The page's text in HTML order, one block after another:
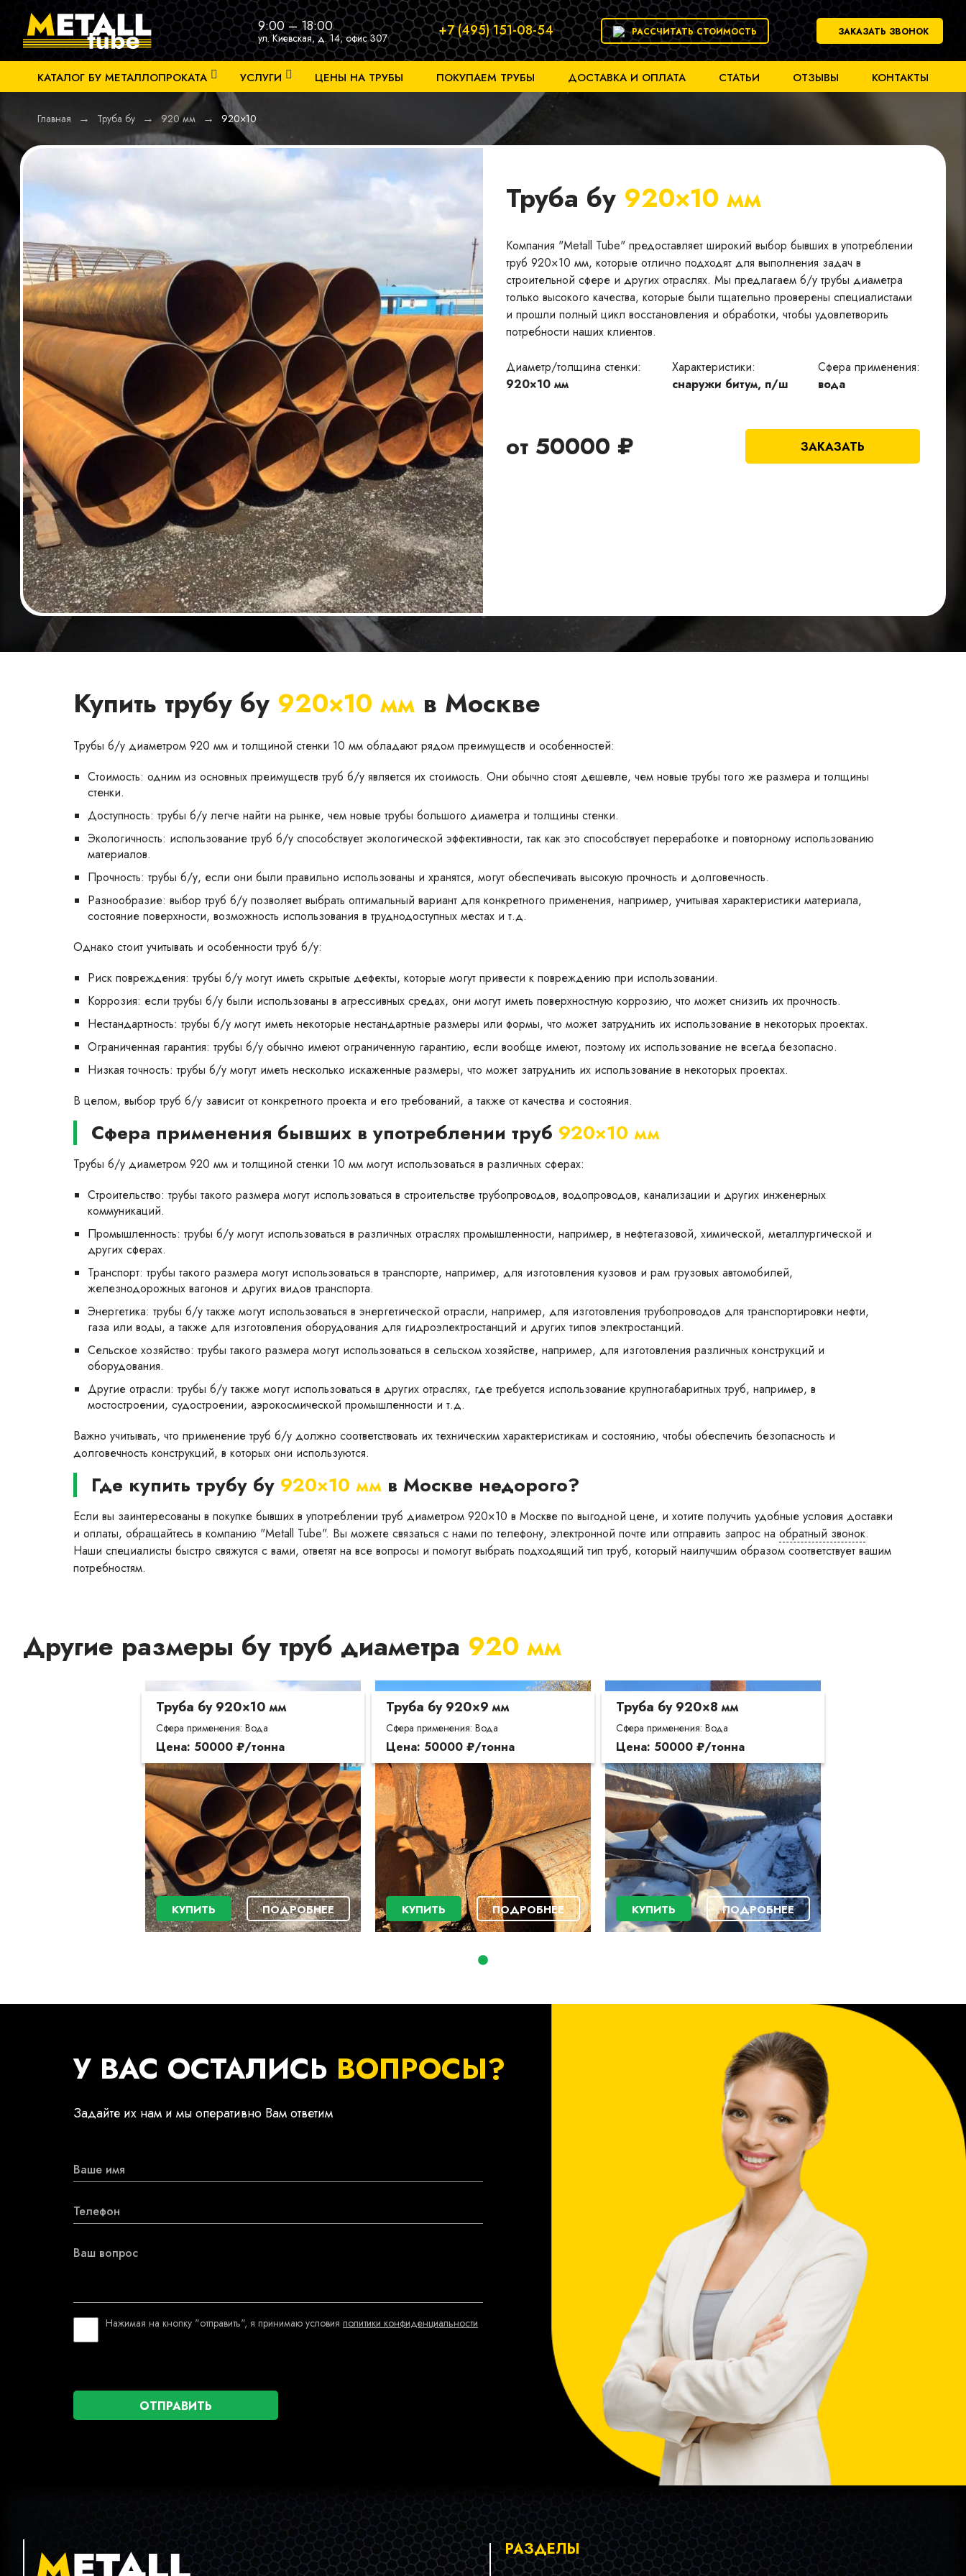
9:00 – 18:00
ул. Киевская, д. 14, офис 307 +7 (495) 151-08-54 РАССЧИТАТЬ СТОИМОСТЬ ЗАКАЗАТЬ ЗВОНОК
КАТАЛОГ БУ МЕТАЛЛОПРОКАТА УСЛУГИ ЦЕНЫ НА ТРУБЫ ПОКУПАЕМ ТРУБЫ ДОСТАВКА И ОПЛАТА СТАТЬИ ОТЗЫВЫ КОНТАКТЫ
Главная → Труба бу → 920 мм → 920×10
Труба бу 920×10 мм
Компания "Metall Tube" предоставляет широкий выбор бывших в употреблении
труб 920×10 мм, которые отлично подходят для выполнения задач в
строительной сфере и других отраслях. Мы предлагаем б/у трубы диаметра
только высокого качества, которые были тщательно проверены специалистами
и прошли полный цикл восстановления и обработки, чтобы удовлетворить
потребности наших клиентов.
Диаметр/толщина стенки:
920×10 мм
Характеристики:
снаружи битум, п/ш
Сфера применения:
вода
от 50000 ₽ ЗАКАЗАТЬ
Купить трубу бу 920×10 мм в Москве
Трубы б/у диаметром 920 мм и толщиной стенки 10 мм обладают рядом преимуществ и особенностей:
Стоимость: одним из основных преимуществ труб б/у является их стоимость. Они обычно стоят дешевле, чем новые трубы того же размера и толщины
стенки.
Доступность: трубы б/у легче найти на рынке, чем новые трубы большого диаметра и толщины стенки.
Экологичность: использование труб б/у способствует экологической эффективности, так как это способствует переработке и повторному использованию
материалов.
Прочность: трубы б/у, если они были правильно использованы и хранятся, могут обеспечивать высокую прочность и долговечность.
Разнообразие: выбор труб б/у позволяет выбрать оптимальный вариант для конкретного применения, например, учитывая характеристики материала,
состояние поверхности, возможность использования в труднодоступных местах и т.д.
Однако стоит учитывать и особенности труб б/у:
Риск повреждения: трубы б/у могут иметь скрытые дефекты, которые могут привести к повреждению при использовании.
Коррозия: если трубы б/у были использованы в агрессивных средах, они могут иметь поверхностную коррозию, что может снизить их прочность.
Нестандартность: трубы б/у могут иметь некоторые нестандартные размеры или формы, что может затруднить их использование в некоторых проектах.
Ограниченная гарантия: трубы б/у обычно имеют ограниченную гарантию, если вообще имеют, поэтому их использование не всегда безопасно.
Низкая точность: трубы б/у могут иметь несколько искаженные размеры, что может затруднить их использование в некоторых проектах.
В целом, выбор труб б/у зависит от конкретного проекта и его требований, а также от качества и состояния.
Сфера применения бывших в употреблении труб 920×10 мм
Трубы б/у диаметром 920 мм и толщиной стенки 10 мм могут использоваться в различных сферах:
Строительство: трубы такого размера могут использоваться в строительстве трубопроводов, водопроводов, канализации и других инженерных
коммуникаций.
Промышленность: трубы б/у могут использоваться в различных отраслях промышленности, например, в нефтегазовой, химической, металлургической и
других сферах.
Транспорт: трубы такого размера могут использоваться в транспорте, например, для изготовления кузовов и рам грузовых автомобилей,
железнодорожных вагонов и других видов транспорта.
Энергетика: трубы б/у также могут использоваться в энергетической отрасли, например, для изготовления трубопроводов для транспортировки нефти,
газа или воды, а также для изготовления оборудования для гидроэлектростанций и других типов электростанций.
Сельское хозяйство: трубы такого размера могут использоваться в сельском хозяйстве, например, для изготовления различных конструкций и
оборудования.
Другие отрасли: трубы б/у также могут использоваться в других отраслях, где требуется использование крупногабаритных труб, например, в
мостостроении, судостроении, аэрокосмической промышленности и т.д.
Важно учитывать, что применение труб б/у должно соответствовать их техническим характеристикам и состоянию, чтобы обеспечить безопасность и
долговечность конструкций, в которых они используются.
Где купить трубу бу 920×10 мм в Москве недорого?
Если вы заинтересованы в покупке бывших в употреблении труб диаметром 920×10 в Москве по выгодной цене, и хотите получить удобные условия доставки
и оплаты, обращайтесь в компанию "Metall Tube". Вы можете связаться с нами по телефону, электронной почте или отправить запрос на обратный звонок.
Наши специалисты быстро свяжутся с вами, ответят на все вопросы и помогут выбрать подходящий тип труб, который наилучшим образом соответствует вашим
потребностям.
Другие размеры бу труб диаметра 920 мм
Труба бу 920×10 мм
Сфера применения: Вода
Цена: 50000 ₽/тонна
КУПИТЬ ПОДРОБНЕЕ
Труба бу 920×9 мм
Сфера применения: Вода
Цена: 50000 ₽/тонна
КУПИТЬ ПОДРОБНЕЕ
Труба бу 920×8 мм
Сфера применения: Вода
Цена: 50000 ₽/тонна
КУПИТЬ ПОДРОБНЕЕ
У ВАС ОСТАЛИСЬ ВОПРОСЫ?
Задайте их нам и мы оперативно Вам ответим
Нажимая на кнопку "отправить", я принимаю условия политики конфиденциальности
РАЗДЕЛЫ